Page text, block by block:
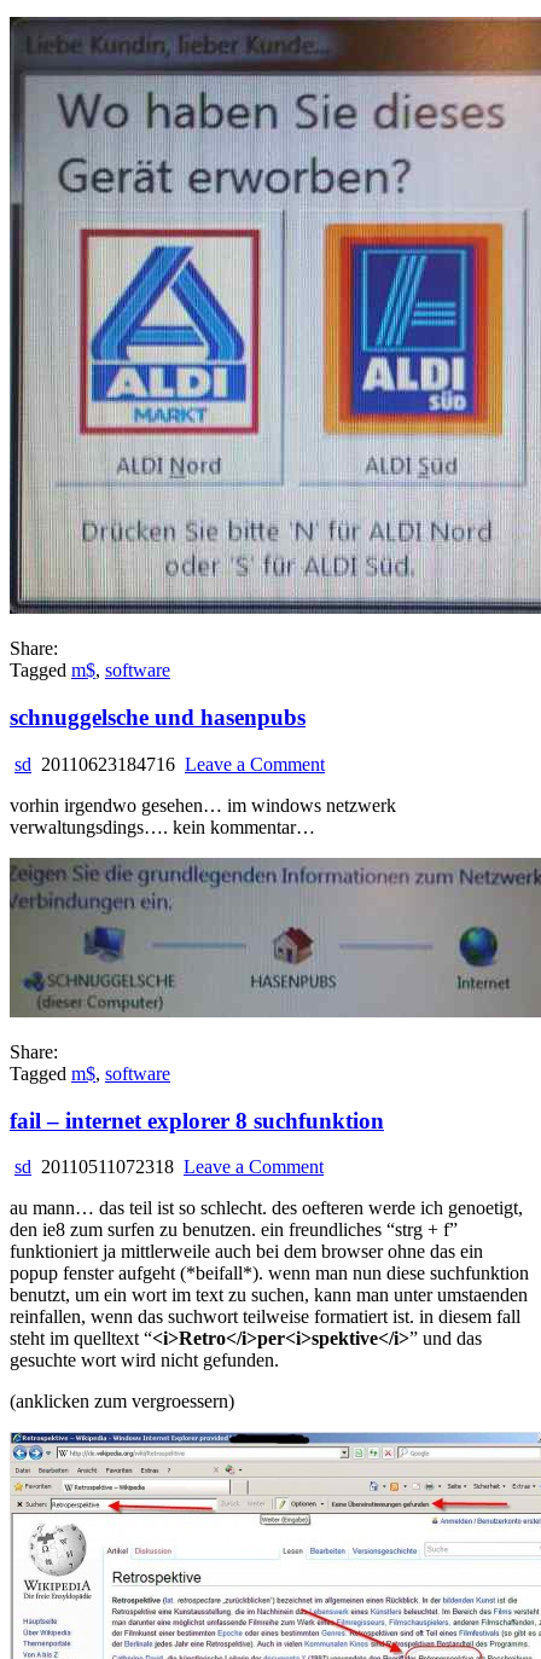
Share:
Tagged m$, software
schnuggelsche und hasenpubs
sd 20110623184716 Leave a Commenton
und
vorhin irgendwo gesehen… im windows netzwerk
verwaltungsdings…. kein kommentar…
Share:
Tagged m$, software
fail – internet explorer 8 suchfunktion
sd 20110511072318 Leave a Commenton
–
internet
explorer
8
suchfunktion
au mann… das teil ist so schlecht. des oefteren werde ich genoetigt,
den ie8 zum surfen zu benutzen. ein freundliches “strg + f”
funktioniert ja mittlerweile auch bei dem browser ohne das ein
popup fenster aufgeht (*beifall*). wenn man nun diese suchfunktion
benutzt, um ein wort im text zu suchen, kann man unter umstaenden
reinfallen, wenn das suchwort teilweise formatiert ist. in diesem fall
steht im quelltext “<i>Retro</i>per<i>spektive</i>” und das
gesuchte wort wird nicht gefunden.
(anklicken zum vergroessern)